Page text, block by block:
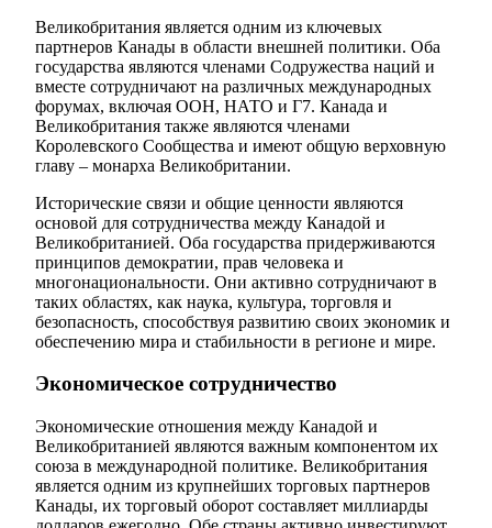
Великобритания является одним из ключевых
партнеров Канады в области внешней политики. Оба
государства являются членами Содружества наций и
вместе сотрудничают на различных международных
форумах, включая ООН, НАТО и Г7. Канада и
Великобритания также являются членами
Королевского Сообщества и имеют общую верховную
главу – монарха Великобритании.
Исторические связи и общие ценности являются
основой для сотрудничества между Канадой и
Великобританией. Оба государства придерживаются
принципов демократии, прав человека и
многонациональности. Они активно сотрудничают в
таких областях, как наука, культура, торговля и
безопасность, способствуя развитию своих экономик и
обеспечению мира и стабильности в регионе и мире.
Экономическое сотрудничество
Экономические отношения между Канадой и
Великобританией являются важным компонентом их
союза в международной политике. Великобритания
является одним из крупнейших торговых партнеров
Канады, их торговый оборот составляет миллиарды